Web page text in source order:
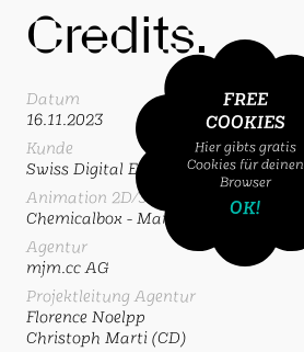
Credits.
Datum
16.11.2023
Kunde
Swiss Digital Economy AG
Animation 2D/3D
Chemicalbox - Mario Buholzer
Agentur
mjm.cc AG
Projektleitung Agentur
Florence Noelpp
Christoph Marti (CD)
FREE
COOKIES
Hier gibts gratis
Cookies für deinen
Browser
OK!